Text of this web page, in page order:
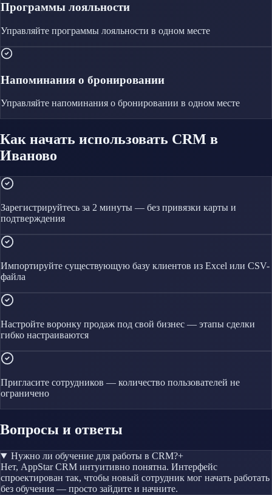
Программы лояльности
Управляйте программы лояльности в одном месте
Напоминания о бронировании
Управляйте напоминания о бронировании в одном месте
Как начать использовать CRM в
Иваново
Зарегистрируйтесь за 2 минуты — без привязки карты и
подтверждения
Импортируйте существующую базу клиентов из Excel или CSV-
файла
Настройте воронку продаж под свой бизнес — этапы сделки
гибко настраиваются
Пригласите сотрудников — количество пользователей не
ограничено
Вопросы и ответы
Нужно ли обучение для работы в CRM?+
Нет, AppStar CRM интуитивно понятна. Интерфейс
спроектирован так, чтобы новый сотрудник мог начать работать
без обучения — просто зайдите и начните.